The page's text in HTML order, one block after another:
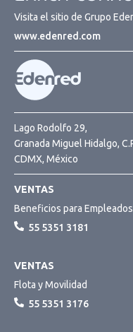
Visita el sitio de Grupo
www.edenred.com
Lago Rodolfo 29,
Granada Miguel Hidalgo,
CDMX, México
VENTAS
Beneficios para Empleados
55 5351 3181
VENTAS
Flota y Movilidad
55 5351 3176